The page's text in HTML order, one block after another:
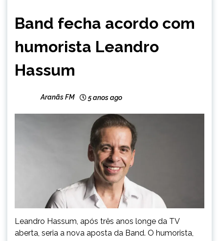
Band fecha acordo com
humorista Leandro
Hassum
Aranãs FM 5 anos ago
Leandro Hassum, após três anos longe da TV
aberta, seria a nova aposta da Band. O humorista,